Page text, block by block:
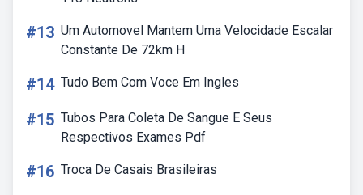
#13 Um Automovel Mantem Uma Velocidade Escalar
Constante De 72km H
#14 Tudo Bem Com Voce Em Ingles
#15 Tubos Para Coleta De Sangue E Seus
Respectivos Exames Pdf
#16 Troca De Casais Brasileiras